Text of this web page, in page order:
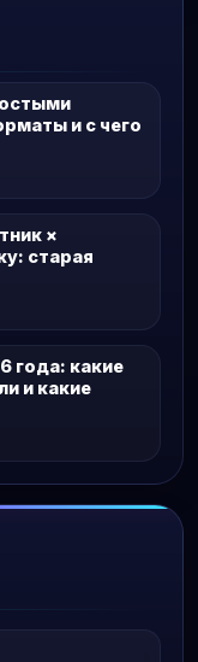
и с чего
×
старая
года: какие
и какие